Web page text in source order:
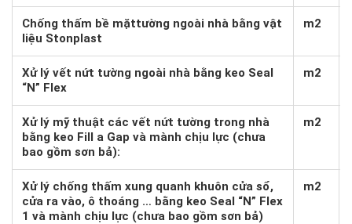
Chống thấm bề mặttường ngoài nhà bằng vật
liệu Stonplast
m2
Xử lý vết nứt tường ngoài nhà bằng keo Seal
“N” Flex
m2
Xử lý mỹ thuật các vết nứt tường trong nhà
bằng keo Fill a Gap và mành chịu lực (chưa
bao gồm sơn bả):
m2
Xử lý chống thấm xung quanh khuôn cửa sổ,
cửa ra vào, ô thoáng … bằng keo Seal “N” Flex
1 và mành chịu lực (chưa bao gồm sơn bả)
m2